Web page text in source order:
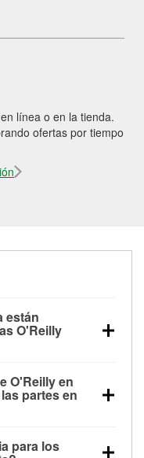
línea o en la tienda.
ofertas por tiempo
están
O'Reilly
alternador y
“Check Engine”
de
disponibles en
O'Reilly en
partes en
en la
para los